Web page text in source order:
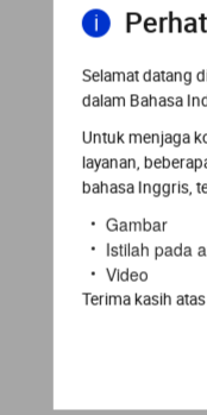
Selamat datang
dalam Bahasa
Untuk menjaga
layanan,
bahasa Inggris,
Gambar
Istilah pada
Video
Terima kasih